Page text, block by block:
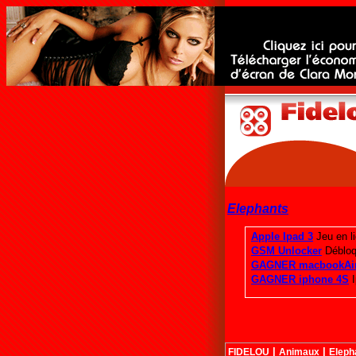
Elephants
FIDELOU | Animaux |